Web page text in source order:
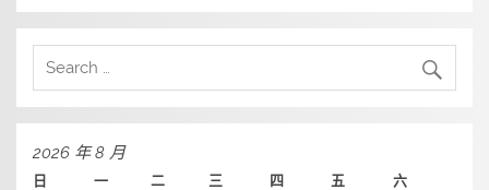
2026 年 8 月
日 一 二 三 四 五 六